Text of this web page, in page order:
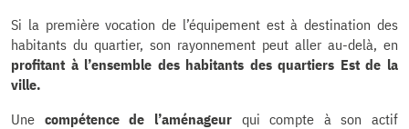
Si la première vocation de l’équipement est à destination des
habitants du quartier, son rayonnement peut aller au-delà, en
profitant à l’ensemble des habitants des quartiers Est de la
ville.
Une compétence de l’aménageurqui compte à son actif